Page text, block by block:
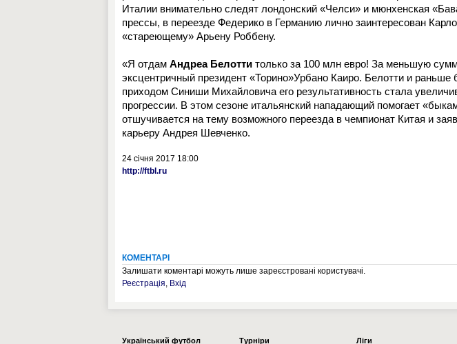
Италии внимательно следят лондонский «Челси» и мюнхенская
прессы, в переезде Федерико в Германию лично заинтересован
«стареющему» Арьену Роббену.
«Я отдам Андреа Белотти только за 100 млн евро! За меньшую
эксцентричный президент «Торино»Урбано Каиро. Белотти и раньше
приходом Синиши Михайловича его результативность стала
прогрессии. В этом сезоне итальянский нападающий помогает
отшучивается на тему возможного переезда в чемпионат Китая и
карьеру Андрея Шевченко.
24 січня 2017 18:00
http://ftbl.ru
КОМЕНТАРІ
Залишати коментарі можуть лише зареєстровані користувачі.
Реєстрація, Вхід
Українcький футбол Турніри Ліги